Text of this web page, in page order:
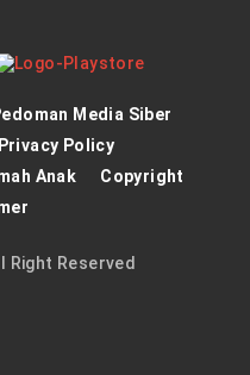
Media Siber
Privacy Policy
Anak
Copyright
Right Reserved